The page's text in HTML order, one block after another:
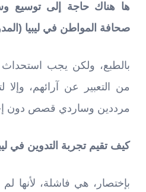
ها هناك حاجة إلى توسيع
صحافة المواطن في ليبيا
بالطبع، ولكن يجب استحداث
من التعبير عن آرائهم،
مرددين وساردي قصص دون
كيف تقيم تجربة التدوين في
بإختصار، هي فاشلة، لأنها